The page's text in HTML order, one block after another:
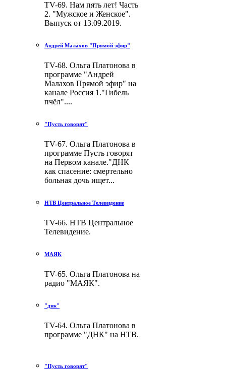
TV-69. Нам пять лет! Часть
2. "Мужское и Женское".
Выпуск от 13.09.2019.
Андрей Малахов "Прямой эфир"
TV-68. Ольга Платонова в
программе "Андрей
Малахов Прямой эфир" на
канале Россия 1."Гибель
пчёл"....
"Пусть говорят"
TV-67. Ольга Платонова в
программе Пусть говорят
на Первом канале."ДНК
как спасение: смертельно
больная дочь ищет...
НТВ Центральное Телевидение
TV-66. НТВ Центральное
Телевидение.
МАЯК
TV-65. Ольга Платонова на
радио "МАЯК".
"днк"
TV-64. Ольга Платонова в
программе "ДНК" на НТВ.
"Пусть говорят"